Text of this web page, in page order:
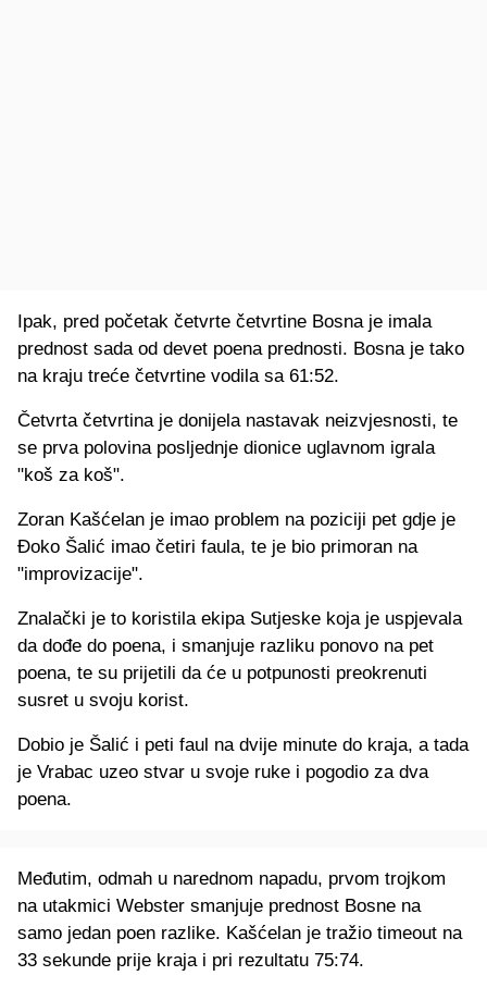
Ipak, pred početak četvrte četvrtine Bosna je imala
prednost sada od devet poena prednosti. Bosna je tako
na kraju treće četvrtine vodila sa 61:52.
Četvrta četvrtina je donijela nastavak neizvjesnosti, te
se prva polovina posljednje dionice uglavnom igrala
"koš za koš".
Zoran Kašćelan je imao problem na poziciji pet gdje je
Đoko Šalić imao četiri faula, te je bio primoran na
"improvizacije".
Znalački je to koristila ekipa Sutjeske koja je uspjevala
da dođe do poena, i smanjuje razliku ponovo na pet
poena, te su prijetili da će u potpunosti preokrenuti
susret u svoju korist.
Dobio je Šalić i peti faul na dvije minute do kraja, a tada
je Vrabac uzeo stvar u svoje ruke i pogodio za dva
poena.
Međutim, odmah u narednom napadu, prvom trojkom
na utakmici Webster smanjuje prednost Bosne na
samo jedan poen razlike. Kašćelan je tražio timeout na
33 sekunde prije kraja i pri rezultatu 75:74.